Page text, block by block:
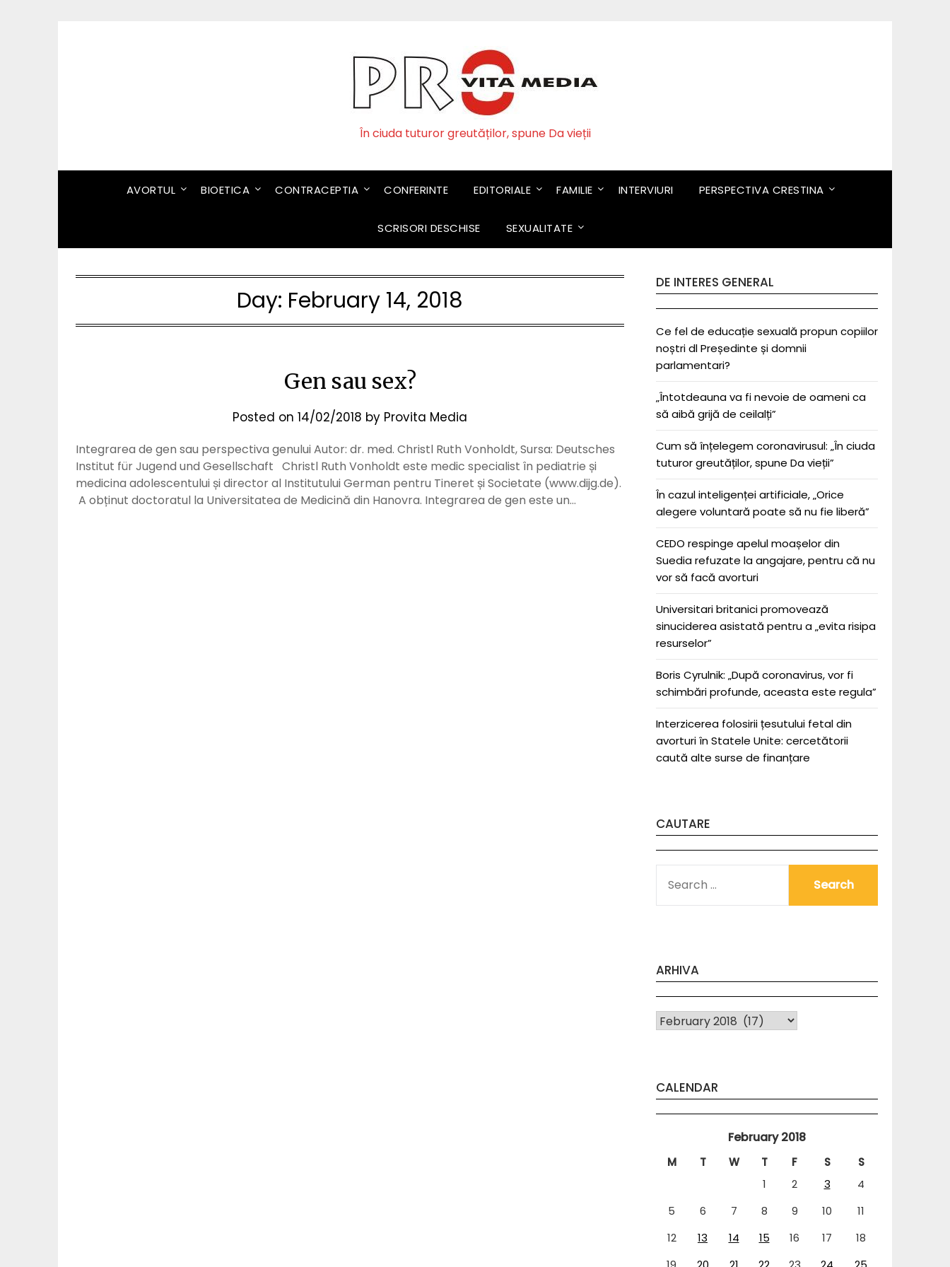
În ciuda tuturor greutăților, spune Da vieții
AVORTUL BIOETICA CONTRACEPTIA CONFERINTE EDITORIALE FAMILIE INTERVIURI PERSPECTIVA CRESTINA
SCRISORI DESCHISE SEXUALITATE
Day: February 14, 2018
Gen sau sex?
Posted on 14/02/2018 by Provita Media
Integrarea de gen sau perspectiva genului Autor: dr. med. Christl Ruth Vonholdt, Sursa: Deutsches
Institut für Jugend und Gesellschaft Christl Ruth Vonholdt este medic specialist în pediatrie și
medicina adolescentului și director al Institutului German pentru Tineret și Societate (www.dijg.de).
A obținut doctoratul la Universitatea de Medicină din Hanovra. Integrarea de gen este un…
DE INTERES GENERAL
Ce fel de educație sexuală propun copiilor
noștri dl Președinte și domnii
parlamentari?
„Întotdeauna va fi nevoie de oameni ca
să aibă grijă de ceilalți”
Cum să înțelegem coronavirusul: „În ciuda
tuturor greutăților, spune Da vieții”
În cazul inteligenței artificiale, „Orice
alegere voluntară poate să nu fie liberă”
CEDO respinge apelul moașelor din
Suedia refuzate la angajare, pentru că nu
vor să facă avorturi
Universitari britanici promovează
sinuciderea asistată pentru a „evita risipa
resurselor”
Boris Cyrulnik: „După coronavirus, vor fi
schimbări profunde, aceasta este regula”
Interzicerea folosirii țesutului fetal din
avorturi în Statele Unite: cercetătorii
caută alte surse de finanțare
CAUTARE
FOR:
ARHIVA
Arhiva
CALENDAR
February 2018
M T W T F S
S
1
2 3
4
5
6 7 8 9 10
11
12
13 14 15 16 17
18